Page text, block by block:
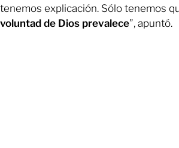
tenemos explicación. Sólo tenemos
voluntad de Dios prevalece”, apuntó.